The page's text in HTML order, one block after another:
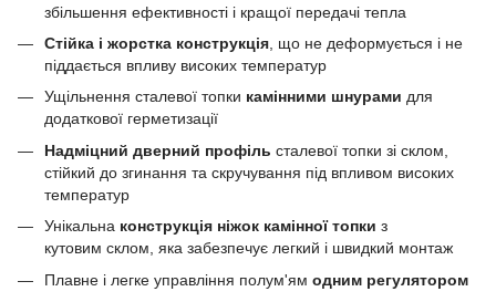
збільшення ефективності і кращої передачі тепла
Стійка і жорстка конструкція , що не деформується і не
піддається впливу високих температур
Ущільнення сталевої топки камінними шнурами для
додаткової герметизації
Надміцний дверний профіль сталевої топки зі склом,
стійкий до згинання та скручування під впливом високих
температур
Унікальна конструкція ніжок камінної топки з
кутовим склом, яка забезпечує легкий і швидкий монтаж
Плавне і легке управління полум'ям одним регулятором